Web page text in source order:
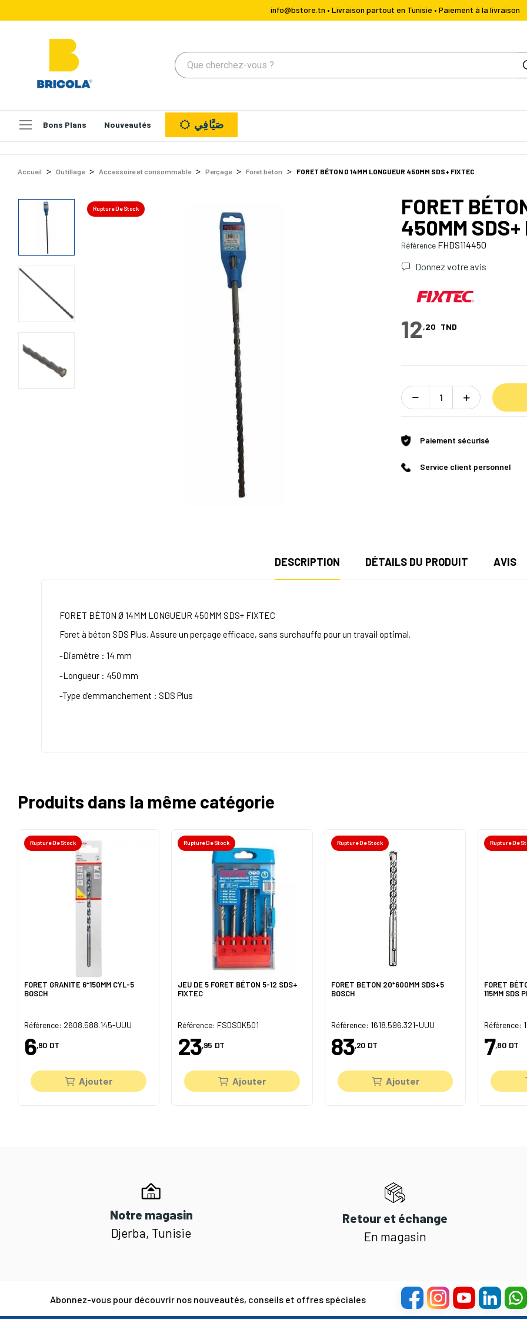
info@bstore.tn • Livraison partout en Tunisie • Paiement à la livraison
Bons Plans Nouveautés صَيَّافِي
Accueil Outillage Accessoire et consommable Perçage Foret béton FORET BÉTON Ø 14MM LONGUEUR 450MM SDS+ FIXTEC
Rupture De Stock
FORET
450MM SDS+
Référence FHDS114450
Donnez votre avis
12,20 TND
Paiement sécurisé
Service client personnel
DESCRIPTION DÉTAILS DU PRODUIT AVIS
FORET BÉTON Ø 14MM LONGUEUR 450MM SDS+ FIXTEC
Foret à béton SDS Plus. Assure un perçage efficace, sans surchauffe pour un travail optimal.
-Diamètre : 14 mm
-Longueur : 450 mm
-Type d’emmanchement : SDS Plus
Produits dans la même catégorie
Rupture De Stock
FORET GRANITE 6*150MM CYL-5
BOSCH
Référence: 2608.588.145-UUU
6,90 DT
Ajouter
Rupture De Stock
JEU DE 5 FORET BÉTON 5-12 SDS+
FIXTEC
Référence: FSDSDK501
23,95 DT
Ajouter
Rupture De Stock
FORET BETON 20*600MM SDS+5
BOSCH
Référence: 1618.596.321-UUU
83,20 DT
Ajouter
Rupture De
FORET
115MM SDS
Référence:
7,80 DT
Notre magasin
Djerba, Tunisie
Retour et échange
En magasin
Abonnez-vous pour découvrir nos nouveautés, conseils et offres spéciales